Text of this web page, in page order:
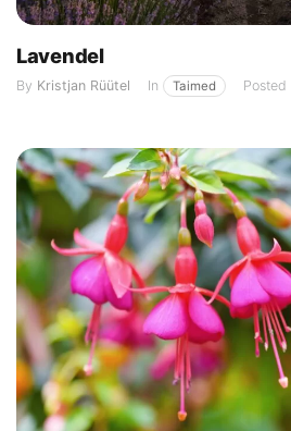
Lavendel
By Kristjan Rüütel In Taimed Posted